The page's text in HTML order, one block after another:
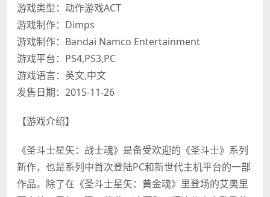
游戏类型：动作游戏ACT
游戏制作：Dimps
游戏制作：Bandai Namco Entertainment
游戏平台：PS4,PS3,PC
游戏语言：英文,中文
发售日期：2015-11-26
【游戏介绍】
《圣斗士星矢：战士魂》是备受欢迎的《圣斗士》系列
新作，也是系列中首次登陆PC和新世代主机平台的一部
作品。除了在《圣斗士星矢：黄金魂》里登场的艾奥里